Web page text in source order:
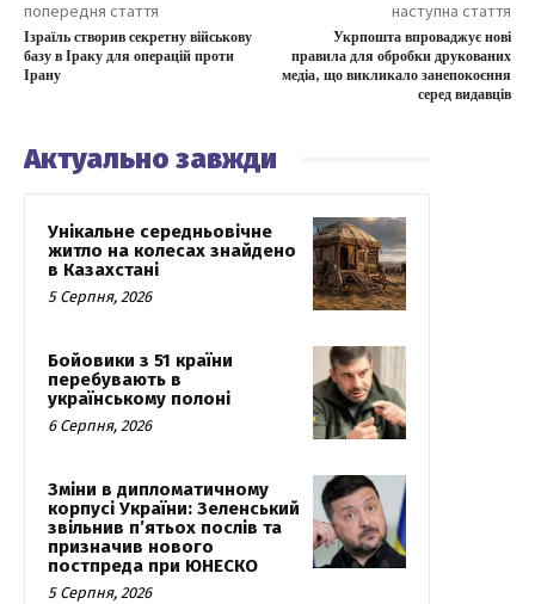
попередня стаття
Ізраїль створив секретну військову
базу в Іраку для операцій проти
Ірану
наступна стаття
Укрпошта впроваджує нові
правила для обробки друкованих
медіа, що викликало занепокоєння
серед видавців
Актуально завжди
Унікальне середньовічне
житло на колесах знайдено
в Казахстані
5 Серпня, 2026
Бойовики з 51 країни
перебувають в
українському полоні
6 Серпня, 2026
Зміни в дипломатичному
корпусі України: Зеленський
звільнив п’ятьох послів та
призначив нового
постпреда при ЮНЕСКО
5 Серпня, 2026